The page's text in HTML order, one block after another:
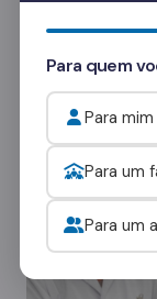
Onde
Para quem
Para
Para um
Para um